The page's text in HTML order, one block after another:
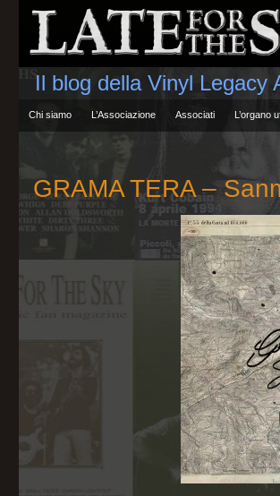
Il blog della Vinyl Legacy
Chi siamo L’Associazione Associati L’organo
GRAMA TERA –